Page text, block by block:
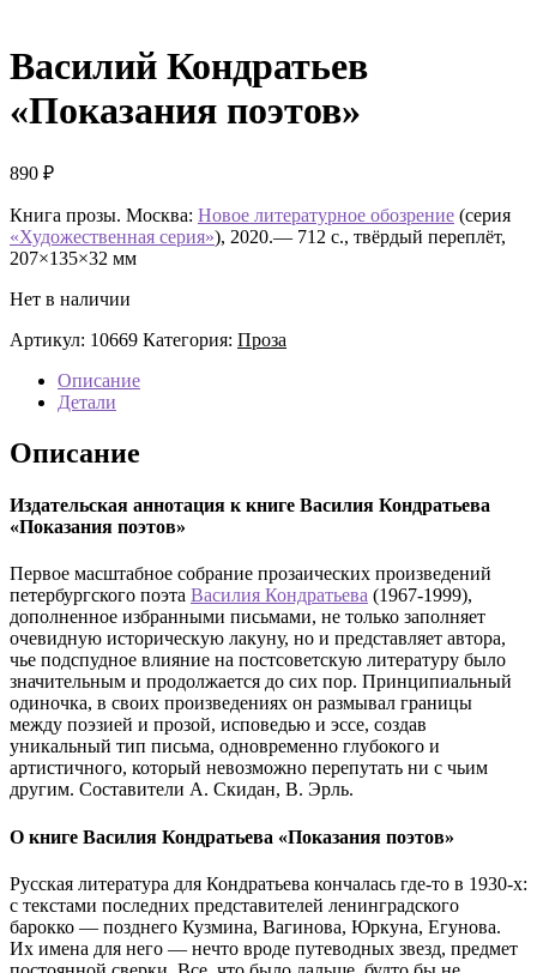
Василий Кондратьев
«Показания поэтов»
890 ₽
Книга прозы. Москва: Новое литературное обозрение (серия
«Художественная серия»), 2020.— 712 с., твёрдый переплёт,
207×135×32 мм
Нет в наличии
Артикул: 10669 Категория: Проза
Описание
Детали
Описание
Издательская аннотация к книге Василия Кондратьева
«Показания поэтов»
Первое масштабное собрание прозаических произведений
петербургского поэта Василия Кондратьева (1967-1999),
дополненное избранными письмами, не только заполняет
очевидную историческую лакуну, но и представляет автора,
чье подспудное влияние на постсоветскую литературу было
значительным и продолжается до сих пор. Принципиальный
одиночка, в своих произведениях он размывал границы
между поэзией и прозой, исповедью и эссе, создав
уникальный тип письма, одновременно глубокого и
артистичного, который невозможно перепутать ни с чьим
другим. Составители А. Скидан, В. Эрль.
О книге Василия Кондратьева «Показания поэтов»
Русская литература для Кондратьева кончалась где-то в 1930-х:
с текстами последних представителей ленинградского
барокко — позднего Кузмина, Вагинова, Юркуна, Егунова.
Их имена для него — нечто вроде путеводных звезд, предмет